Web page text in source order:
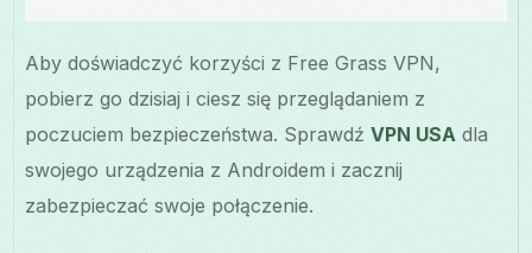
Aby doświadczyć korzyści z Free Grass VPN,
pobierz go dzisiaj i ciesz się przeglądaniem z
poczuciem bezpieczeństwa. SprawdźVPN USA dla
swojego urządzenia z Androidem i zacznij
zabezpieczać swoje połączenie.